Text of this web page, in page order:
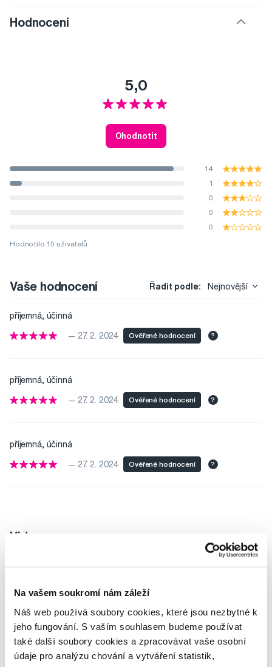
Na vašem soukromí nám záleží
Náš web používá soubory cookies, které jsou nezbytné k
jeho fungování. S vaším souhlasem budeme používat
také další soubory cookies a zpracovávat vaše osobní
údaje pro analýzu chování a vytváření statistik,
Hodnocení
5,0
Ohodnotit
14
1
0
0
0
Hodnotilo 15 uživatelů.
Vaše hodnocení Řadit podle: Nejnovější
příjemná, účinná
— 27. 2. 2024 Ověřené hodnocení ?
příjemná, účinná
— 27. 2. 2024 Ověřené hodnocení ?
příjemná, účinná
— 27. 2. 2024 Ověřené hodnocení ?
Video
Potřebujete poradit?
Napište našim odborníkům